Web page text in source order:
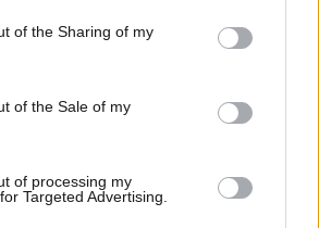
or usage behaviour. You may click to
to Google and its third-party tags to
specified purposes in below Google
of the Sharing of my
of the Sale of my
of processing my
Targeted Advertising.